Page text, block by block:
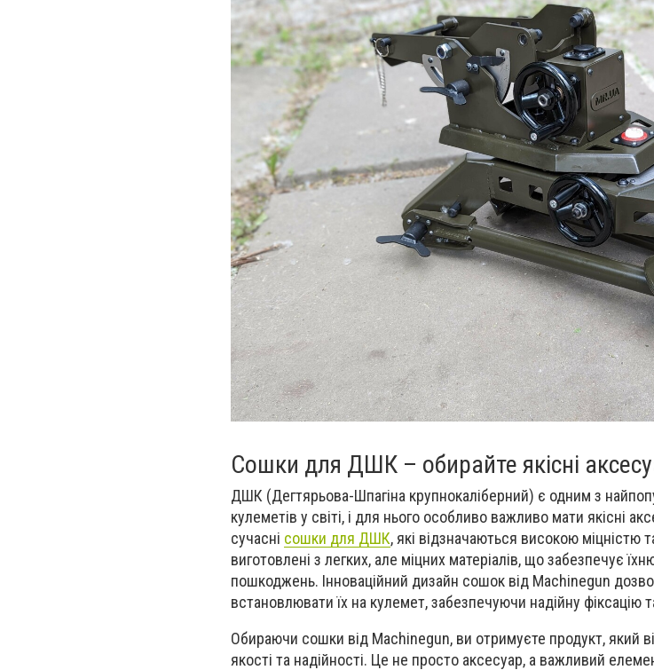
Сошки для ДШК – обирайте якісні
ДШК (Дегтярьова-Шпагіна крупнокаліберний) є одним з
кулеметів у світі, і для нього особливо важливо мати якісні
сучасні сошки для ДШК, які відзначаються високою міцністю
виготовлені з легких, але міцних матеріалів, що забезпечує
пошкоджень. Інноваційний дизайн сошок від Machinegun
встановлювати їх на кулемет, забезпечуючи надійну фіксацію
Обираючи сошки від Machinegun, ви отримуєте продукт, який
якості та надійності. Це не просто аксесуар, а важливий